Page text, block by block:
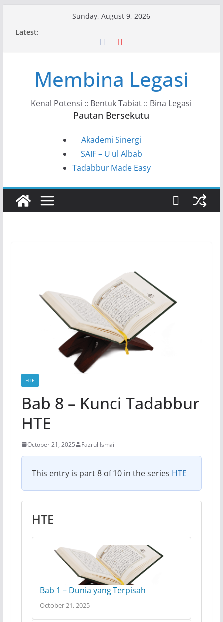
Sunday, August 9, 2026
Latest:
Membina Legasi
Kenal Potensi :: Bentuk Tabiat :: Bina Legasi
Pautan Bersekutu
Akademi Sinergi
SAIF – Ulul Albab
Tadabbur Made Easy
HTE
Bab 8 – Kunci Tadabbur
HTE
October 21, 2025 Fazrul Ismail
This entry is part 8 of 10 in the series HTE
HTE
Bab 1 – Dunia yang Terpisah
October 21, 2025